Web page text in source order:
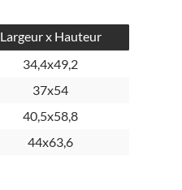
Largeur x Hauteur
34,4x49,2
37x54
40,5x58,8
44x63,6